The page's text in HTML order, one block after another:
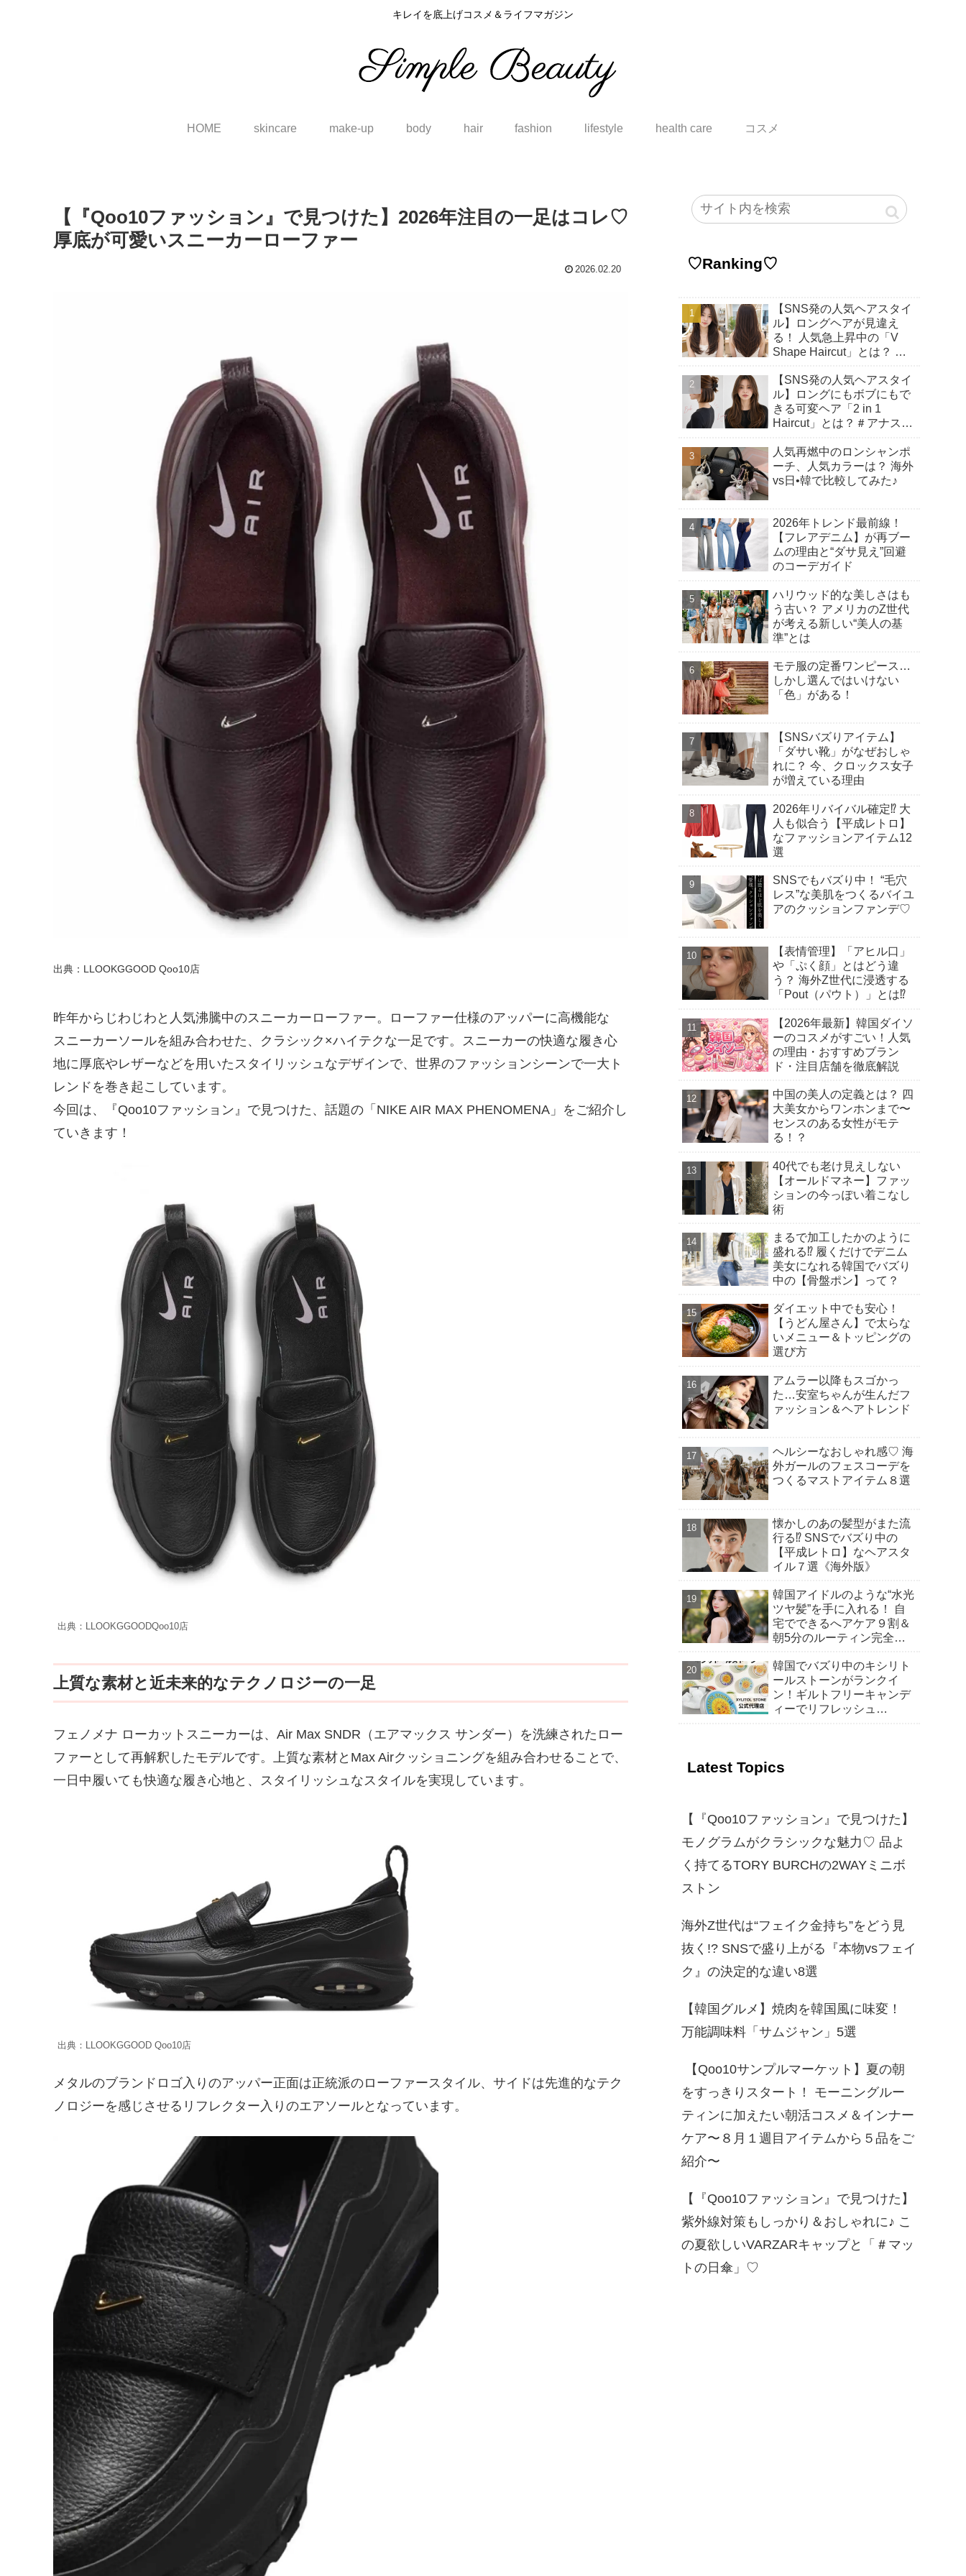
キレイを底上げコスメ＆ライフマガジン
HOME skincare make-up body hair fashion lifestyle health care コスメ
【『Qoo10ファッション』で見つけた】2026年注目の一足はコレ♡
厚底が可愛いスニーカーローファー
2026.02.20
出典：LLOOKGGOOD Qoo10店
昨年からじわじわと人気沸騰中のスニーカーローファー。ローファー仕様のアッパーに高機能な
スニーカーソールを組み合わせた、クラシック×ハイテクな一足です。スニーカーの快適な履き心
地に厚底やレザーなどを用いたスタイリッシュなデザインで、世界のファッションシーンで一大ト
レンドを巻き起こしています。
今回は、『Qoo10ファッション』で見つけた、話題の「NIKE AIR MAX PHENOMENA」をご紹介し
ていきます！
出典：LLOOKGGOODQoo10店
上質な素材と近未来的なテクノロジーの一足
フェノメナ ローカットスニーカーは、Air Max SNDR（エアマックス サンダー）を洗練されたロー
ファーとして再解釈したモデルです。上質な素材とMax Airクッショニングを組み合わせることで、
一日中履いても快適な履き心地と、スタイリッシュなスタイルを実現しています。
出典：LLOOKGGOOD Qoo10店
メタルのブランドロゴ入りのアッパー正面は正統派のローファースタイル、サイドは先進的なテク
ノロジーを感じさせるリフレクター入りのエアソールとなっています。
♡Ranking♡
【SNS発の人気ヘアスタイ
ル】ロングヘアが見違え
る！ 人気急上昇中の「V
Shape Haircut」とは？ ア
由♡
【SNS発の人気ヘアスタイ
ル】ロングにもボブにもで
きる可変ヘア「2 in 1
Haircut」とは？＃アナスタ
人気再燃中のロンシャンポ
ーチ、人気カラーは？ 海外
vs日•韓で比較してみた♪
2026年トレンド最前線！
【フレアデニム】が再ブー
ムの理由と“ダサ見え”回避
のコーデガイド
ハリウッド的な美しさはも
う古い？ アメリカのZ世代
が考える新しい“美人の基
準”とは
モテ服の定番ワンピース…
しかし選んではいけない
「色」がある！
【SNSバズりアイテム】
「ダサい靴」がなぜおしゃ
れに？ 今、クロックス女子
が増えている理由
2026年リバイバル確定⁉︎ 大
人も似合う【平成レトロ】
なファッションアイテム12
選
SNSでもバズり中！ “毛穴
レス”な美肌をつくるバイユ
アのクッションファンデ♡
【表情管理】「アヒル口」
や「ぷく顔」とはどう違
う？ 海外Z世代に浸透する
「Pout（パウト）」とは⁉︎
【2026年最新】韓国ダイソ
ーのコスメがすごい！人気
の理由・おすすめブラン
ド・注目店舗を徹底解説
中国の美人の定義とは？ 四
大美女からワンホンまで〜
センスのある女性がモテ
る！？
40代でも老け見えしない
【オールドマネー】ファッ
ションの今っぽい着こなし
術
まるで加工したかのように
盛れる⁉︎ 履くだけでデニム
美女になれる韓国でバズり
中の【骨盤ポン】って？
ダイエット中でも安心！
【うどん屋さん】で太らな
いメニュー＆トッピングの
選び方
アムラー以降もスゴかっ
た…安室ちゃんが生んだフ
ァッション＆ヘアトレンド
ヘルシーなおしゃれ感♡ 海
外ガールのフェスコーデを
つくるマストアイテム８選
懐かしのあの髪型がまた流
行る⁉︎ SNSでバズり中の
【平成レトロ】なヘアスタ
イル７選《海外版》
韓国アイドルのような“水光
ツヤ髪”を手に入れる！ 自
宅でできるへアケア９割＆
朝5分のルーティン完全ガ
韓国でバズり中のキシリト
ールストーンがランクイ
ン！ギルトフリーキャンデ
ィーでリフレッシュ
ドの“韓国おやつ”もご紹介
Latest Topics
【『Qoo10ファッション』で見つけた】
モノグラムがクラシックな魅力♡ 品よ
く持てるTORY BURCHの2WAYミニボ
ストン
海外Z世代は“フェイク金持ち”をどう見
抜く!? SNSで盛り上がる『本物vsフェイ
ク』の決定的な違い8選
【韓国グルメ】焼肉を韓国風に味変！
万能調味料「サムジャン」5選
【Qoo10サンプルマーケット】夏の朝
をすっきりスタート！ モーニングルー
ティンに加えたい朝活コスメ＆インナー
ケア〜８月１週目アイテムから５品をご
紹介〜
【『Qoo10ファッション』で見つけた】
紫外線対策もしっかり＆おしゃれに♪ こ
の夏欲しいVARZARキャップと「＃マッ
トの日傘」♡